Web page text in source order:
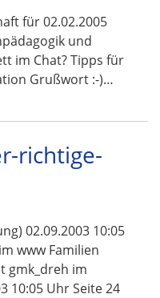
für 02.02.2005
und
im Chat? Tipps für
Grußwort :-)…
richtige-
02.09.2003 10:05
www Familien
gmk_dreh im
10:05 Uhr Seite 24